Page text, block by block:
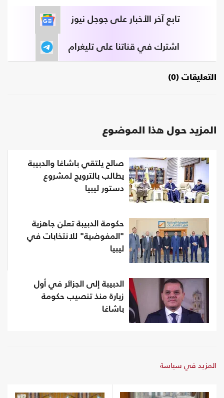
تابع آخر الأخبار على جوجل نيوز
اشترك في قناتنا على تليغرام
التعليقات (0)
المزيد حول هذا الموضوع
صالح يلتقي باشاغا والدبيبة
يطالب بالترويج لمشروع
دستور ليبيا
حكومة الدبيبة تعلن جاهزية
"المفوضية" للانتخابات في
ليبيا
الدبيبة إلى الجزائر في أول
زيارة منذ تنصيب حكومة
باشاغا
المزيد في سياسة